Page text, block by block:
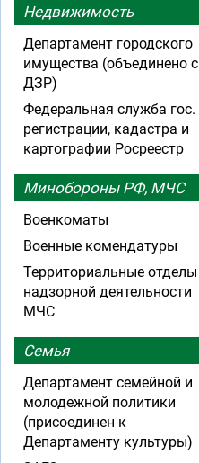
Недвижимость
Департамент городского
имущества (объединено с
ДЗР)
Федеральная служба гос.
регистрации, кадастра и
картографии Росреестр
Минобороны РФ, МЧС
Военкоматы
Военные комендатуры
Территориальные отделы
надзорной деятельности
МЧС
Семья
Департамент семейной и
молодежной политики
(присоединен к
Департаменту культуры)